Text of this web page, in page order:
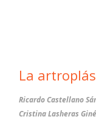
La
Ricardo Castellano
Cristina Lasheras